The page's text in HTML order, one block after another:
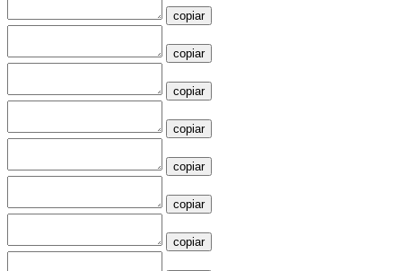
copiar
copiar
copiar
copiar
copiar
copiar
copiar